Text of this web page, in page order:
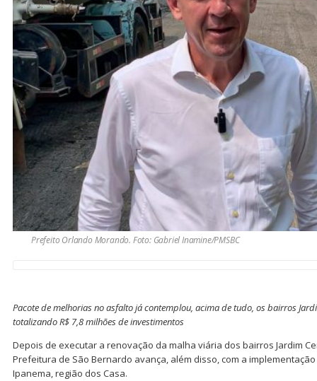
Prefeito Orlando Morando. Foto: Gabriel Inamine/PMSBC
Pacote de melhorias no asfalto já contemplou, acima de tudo, os bairros
totalizando R$ 7,8 milhões de investimentos
Depois de executar a renovação da malha viária dos bairros Jardim
Prefeitura de São Bernardo avança, além disso, com a
Ipanema, região dos Casa.